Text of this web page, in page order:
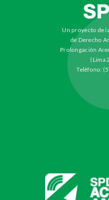
Un proyecto de
de Derecho
Prolongación
(Lima
Teléfono: